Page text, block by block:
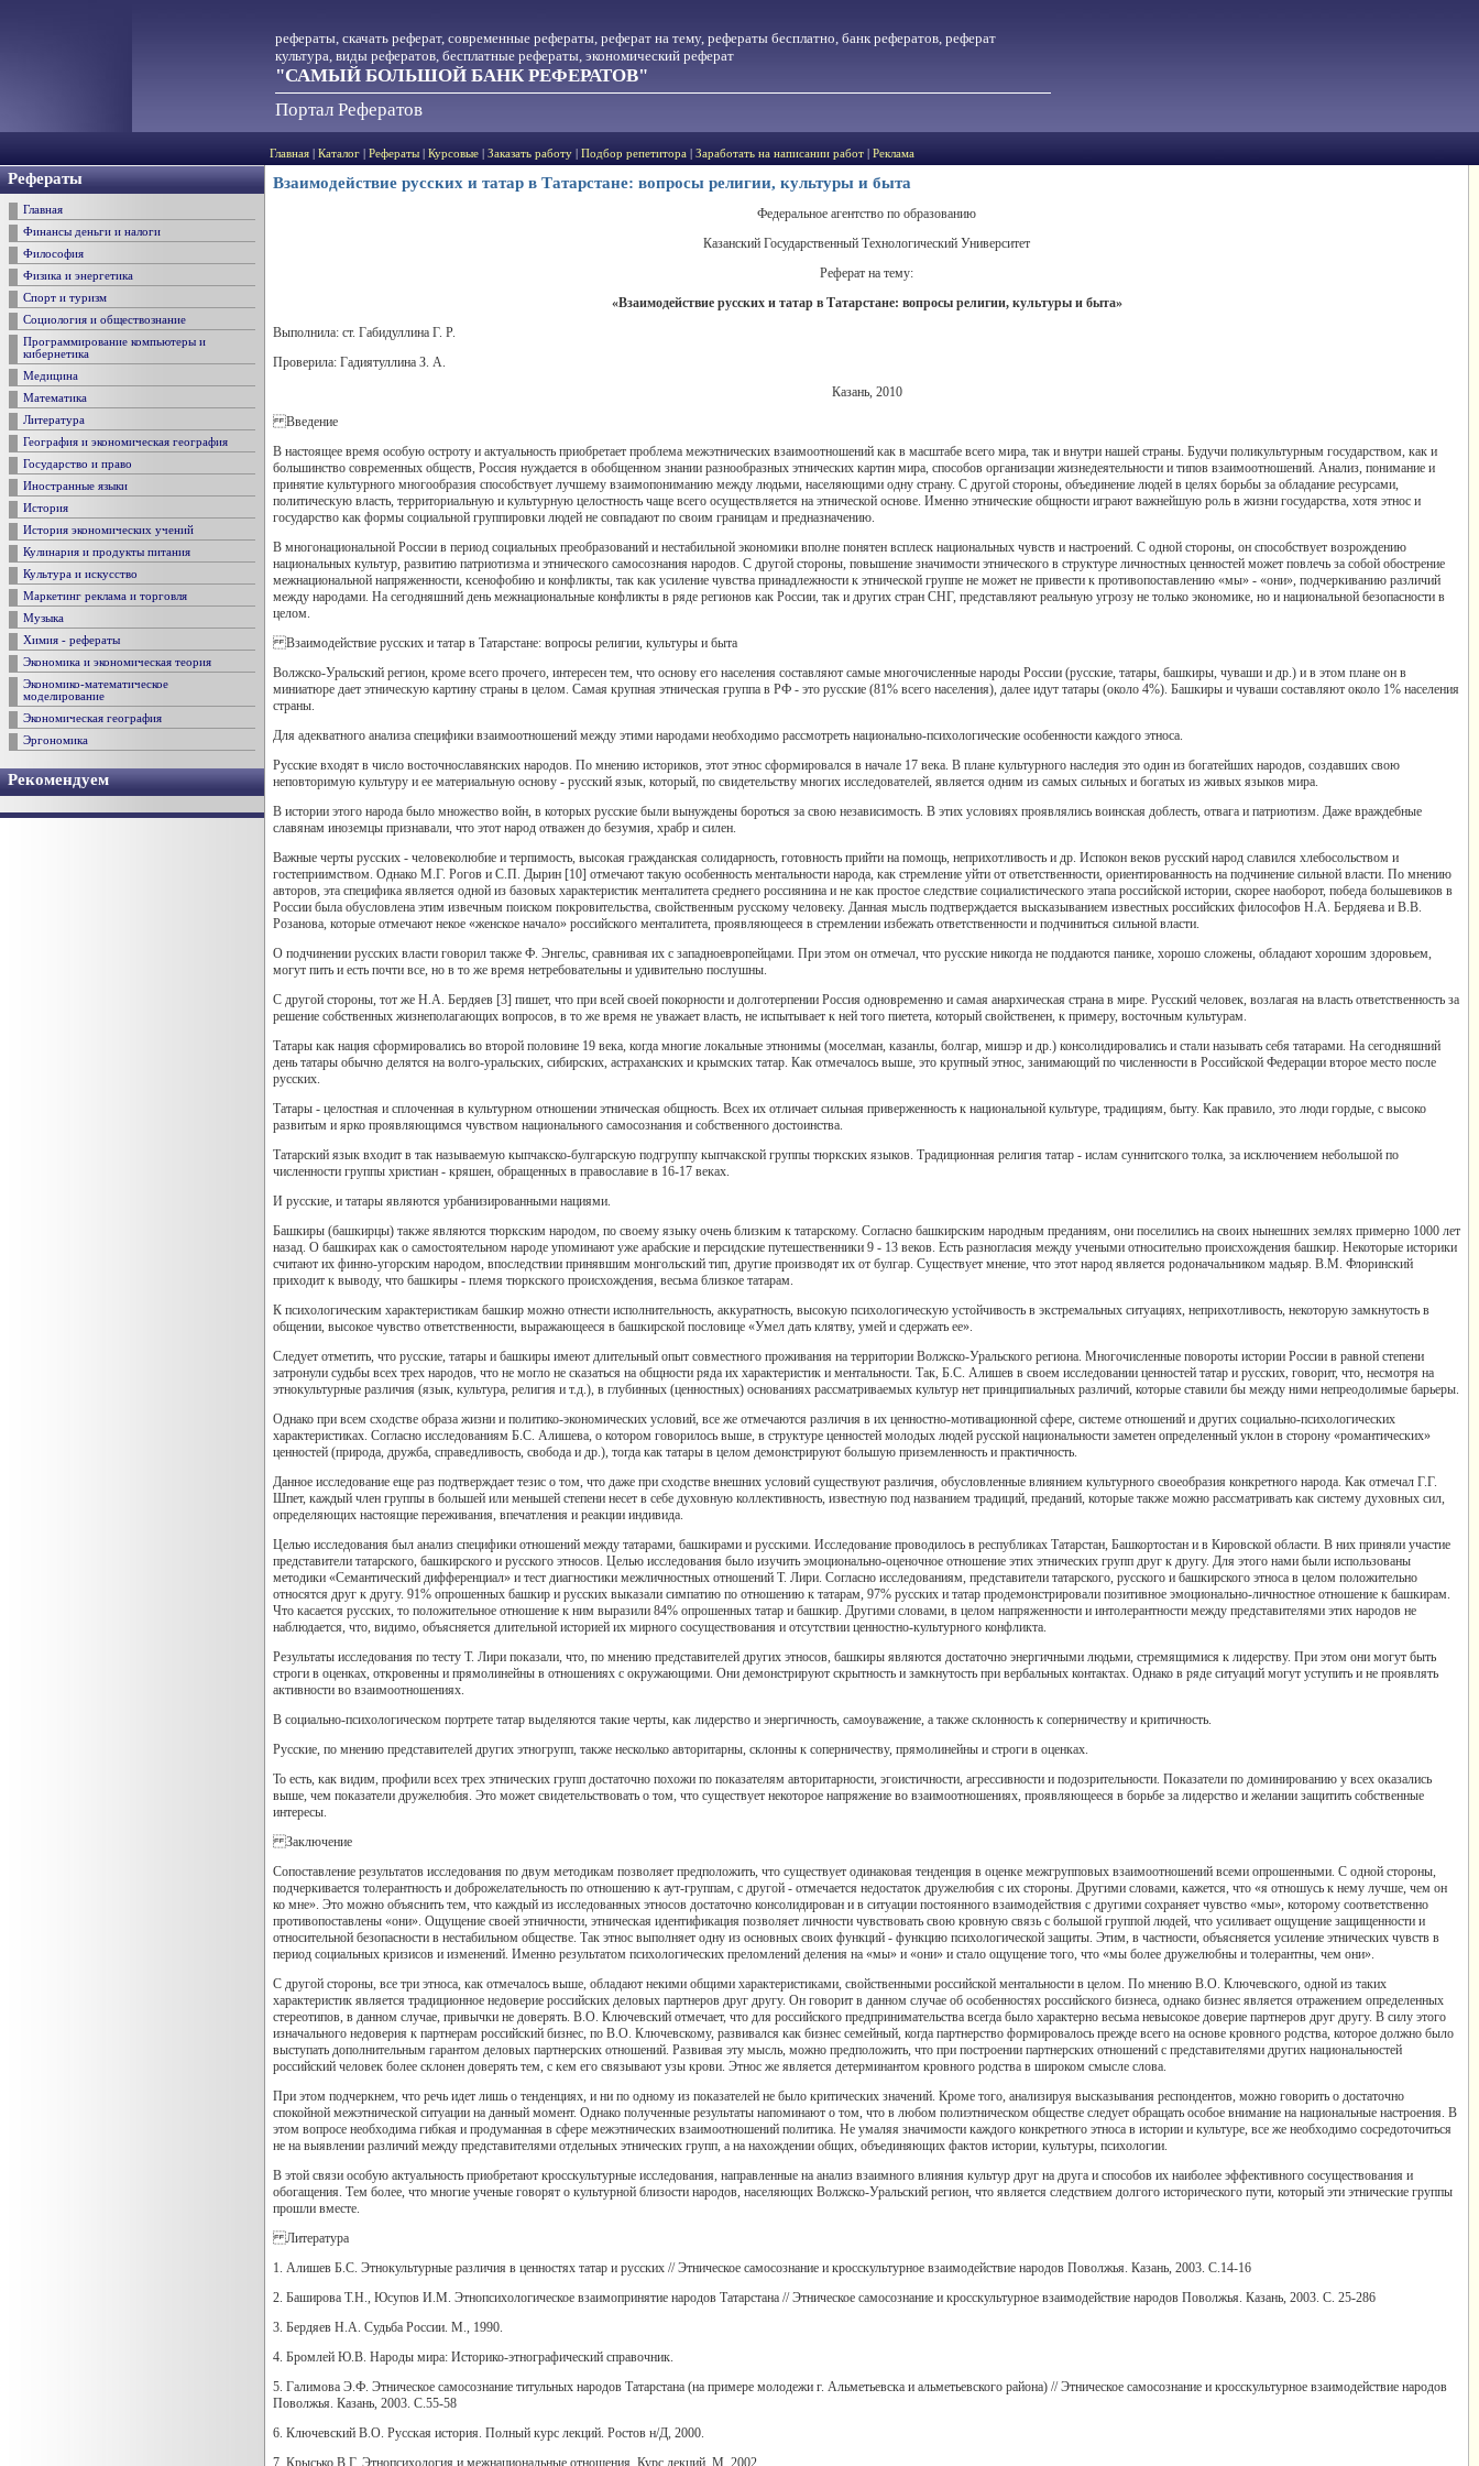
рефераты, скачать реферат, современные рефераты, реферат на тему, рефераты бесплатно, банк рефератов, реферат
культура, виды рефератов, бесплатные рефераты, экономический реферат
"САМЫЙ БОЛЬШОЙ БАНК РЕФЕРАТОВ"
Портал Рефератов
Главная Каталог Рефераты Курсовые Заказать работу Подбор репетитора Заработать на написании работ Реклама
Рефераты
Главная
Финансы деньги и налоги
Философия
Физика и энергетика
Спорт и туризм
Социология и обществознание
Программирование компьютеры и
кибернетика
Медицина
Математика
Литература
География и экономическая география
Государство и право
Иностранные языки
История
История экономических учений
Кулинария и продукты питания
Культура и искусство
Маркетинг реклама и торговля
Музыка
Химия - рефераты
Экономика и экономическая теория
Экономико-математическое
моделирование
Экономическая география
Эргономика
Рекомендуем
Взаимодействие русских и татар в Татарстане: вопросы религии, культуры и быта
Федеральное агентство по образованию
Казанский Государственный Технологический Университет
Реферат на тему:
«Взаимодействие русских и татар в Татарстане: вопросы религии, культуры и быта»
Выполнила: ст. Габидуллина Г. Р.
Проверила: Гадиятуллина З. А.
Казань, 2010
Введение
В настоящее время особую остроту и актуальность приобретает проблема межэтнических взаимоотношений как в масштабе всего мира, так и внутри нашей страны. Будучи поликультурным государством, как и
большинство современных обществ, Россия нуждается в обобщенном знании разнообразных этнических картин мира, способов организации жизнедеятельности и типов взаимоотношений. Анализ, понимание и
принятие культурного многообразия способствует лучшему взаимопониманию между людьми, населяющими одну страну. С другой стороны, объединение людей в целях борьбы за обладание ресурсами,
политическую власть, территориальную и культурную целостность чаще всего осуществляется на этнической основе. Именно этнические общности играют важнейшую роль в жизни государства, хотя этнос и
государство как формы социальной группировки людей не совпадают по своим границам и предназначению.
В многонациональной России в период социальных преобразований и нестабильной экономики вполне понятен всплеск национальных чувств и настроений. С одной стороны, он способствует возрождению
национальных культур, развитию патриотизма и этнического самосознания народов. С другой стороны, повышение значимости этнического в структуре личностных ценностей может повлечь за собой обострение
межнациональной напряженности, ксенофобию и конфликты, так как усиление чувства принадлежности к этнической группе не может не привести к противопоставлению «мы» - «они», подчеркиванию различий
между народами. На сегодняшний день межнациональные конфликты в ряде регионов как России, так и других стран СНГ, представляют реальную угрозу не только экономике, но и национальной безопасности в
целом.
Взаимодействие русских и татар в Татарстане: вопросы религии, культуры и быта
Волжско-Уральский регион, кроме всего прочего, интересен тем, что основу его населения составляют самые многочисленные народы России (русские, татары, башкиры, чуваши и др.) и в этом плане он в
миниатюре дает этническую картину страны в целом. Самая крупная этническая группа в РФ - это русские (81% всего населения), далее идут татары (около 4%). Башкиры и чуваши составляют около 1% населения
страны.
Для адекватного анализа специфики взаимоотношений между этими народами необходимо рассмотреть национально-психологические особенности каждого этноса.
Русские входят в число восточнославянских народов. По мнению историков, этот этнос сформировался в начале 17 века. В плане культурного наследия это один из богатейших народов, создавших свою
неповторимую культуру и ее материальную основу - русский язык, который, по свидетельству многих исследователей, является одним из самых сильных и богатых из живых языков мира.
В истории этого народа было множество войн, в которых русские были вынуждены бороться за свою независимость. В этих условиях проявлялись воинская доблесть, отвага и патриотизм. Даже враждебные
славянам иноземцы признавали, что этот народ отважен до безумия, храбр и силен.
Важные черты русских - человеколюбие и терпимость, высокая гражданская солидарность, готовность прийти на помощь, неприхотливость и др. Испокон веков русский народ славился хлебосольством и
гостеприимством. Однако М.Г. Рогов и С.П. Дырин [10] отмечают такую особенность ментальности народа, как стремление уйти от ответственности, ориентированность на подчинение сильной власти. По мнению
авторов, эта специфика является одной из базовых характеристик менталитета среднего россиянина и не как простое следствие социалистического этапа российской истории, скорее наоборот, победа большевиков в
России была обусловлена этим извечным поиском покровительства, свойственным русскому человеку. Данная мысль подтверждается высказыванием известных российских философов Н.А. Бердяева и В.В.
Розанова, которые отмечают некое «женское начало» российского менталитета, проявляющееся в стремлении избежать ответственности и подчиниться сильной власти.
О подчинении русских власти говорил также Ф. Энгельс, сравнивая их с западноевропейцами. При этом он отмечал, что русские никогда не поддаются панике, хорошо сложены, обладают хорошим здоровьем,
могут пить и есть почти все, но в то же время нетребовательны и удивительно послушны.
С другой стороны, тот же Н.А. Бердяев [3] пишет, что при всей своей покорности и долготерпении Россия одновременно и самая анархическая страна в мире. Русский человек, возлагая на власть ответственность за
решение собственных жизнеполагающих вопросов, в то же время не уважает власть, не испытывает к ней того пиетета, который свойственен, к примеру, восточным культурам.
Татары как нация сформировались во второй половине 19 века, когда многие локальные этнонимы (моселман, казанлы, болгар, мишэр и др.) консолидировались и стали называть себя татарами. На сегодняшний
день татары обычно делятся на волго-уральских, сибирских, астраханских и крымских татар. Как отмечалось выше, это крупный этнос, занимающий по численности в Российской Федерации второе место после
русских.
Татары - целостная и сплоченная в культурном отношении этническая общность. Всех их отличает сильная приверженность к национальной культуре, традициям, быту. Как правило, это люди гордые, с высоко
развитым и ярко проявляющимся чувством национального самосознания и собственного достоинства.
Татарский язык входит в так называемую кыпчакско-булгарскую подгруппу кыпчакской группы тюркских языков. Традиционная религия татар - ислам суннитского толка, за исключением небольшой по
численности группы христиан - кряшен, обращенных в православие в 16-17 веках.
И русские, и татары являются урбанизированными нациями.
Башкиры (башкирцы) также являются тюркским народом, по своему языку очень близким к татарскому. Согласно башкирским народным преданиям, они поселились на своих нынешних землях примерно 1000 лет
назад. О башкирах как о самостоятельном народе упоминают уже арабские и персидские путешественники 9 - 13 веков. Есть разногласия между учеными относительно происхождения башкир. Некоторые историки
считают их финно-угорским народом, впоследствии принявшим монгольский тип, другие производят их от булгар. Существует мнение, что этот народ является родоначальником мадьяр. В.М. Флоринский
приходит к выводу, что башкиры - племя тюркского происхождения, весьма близкое татарам.
К психологическим характеристикам башкир можно отнести исполнительность, аккуратность, высокую психологическую устойчивость в экстремальных ситуациях, неприхотливость, некоторую замкнутость в
общении, высокое чувство ответственности, выражающееся в башкирской пословице «Умел дать клятву, умей и сдержать ее».
Следует отметить, что русские, татары и башкиры имеют длительный опыт совместного проживания на территории Волжско-Уральского региона. Многочисленные повороты истории России в равной степени
затронули судьбы всех трех народов, что не могло не сказаться на общности ряда их характеристик и ментальности. Так, Б.С. Алишев в своем исследовании ценностей татар и русских, говорит, что, несмотря на
этнокультурные различия (язык, культура, религия и т.д.), в глубинных (ценностных) основаниях рассматриваемых культур нет принципиальных различий, которые ставили бы между ними непреодолимые барьеры.
Однако при всем сходстве образа жизни и политико-экономических условий, все же отмечаются различия в их ценностно-мотивационной сфере, системе отношений и других социально-психологических
характеристиках. Согласно исследованиям Б.С. Алишева, о котором говорилось выше, в структуре ценностей молодых людей русской национальности заметен определенный уклон в сторону «романтических»
ценностей (природа, дружба, справедливость, свобода и др.), тогда как татары в целом демонстрируют большую приземленность и практичность.
Данное исследование еще раз подтверждает тезис о том, что даже при сходстве внешних условий существуют различия, обусловленные влиянием культурного своеобразия конкретного народа. Как отмечал Г.Г.
Шпет, каждый член группы в большей или меньшей степени несет в себе духовную коллективность, известную под названием традиций, преданий, которые также можно рассматривать как систему духовных сил,
определяющих настоящие переживания, впечатления и реакции индивида.
Целью исследования был анализ специфики отношений между татарами, башкирами и русскими. Исследование проводилось в республиках Татарстан, Башкортостан и в Кировской области. В них приняли участие
представители татарского, башкирского и русского этносов. Целью исследования было изучить эмоционально-оценочное отношение этих этнических групп друг к другу. Для этого нами были использованы
методики «Семантический дифференциал» и тест диагностики межличностных отношений Т. Лири. Согласно исследованиям, представители татарского, русского и башкирского этноса в целом положительно
относятся друг к другу. 91% опрошенных башкир и русских выказали симпатию по отношению к татарам, 97% русских и татар продемонстрировали позитивное эмоционально-личностное отношение к башкирам.
Что касается русских, то положительное отношение к ним выразили 84% опрошенных татар и башкир. Другими словами, в целом напряженности и интолерантности между представителями этих народов не
наблюдается, что, видимо, объясняется длительной историей их мирного сосуществования и отсутствии ценностно-культурного конфликта.
Результаты исследования по тесту Т. Лири показали, что, по мнению представителей других этносов, башкиры являются достаточно энергичными людьми, стремящимися к лидерству. При этом они могут быть
строги в оценках, откровенны и прямолинейны в отношениях с окружающими. Они демонстрируют скрытность и замкнутость при вербальных контактах. Однако в ряде ситуаций могут уступить и не проявлять
активности во взаимоотношениях.
В социально-психологическом портрете татар выделяются такие черты, как лидерство и энергичность, самоуважение, а также склонность к соперничеству и критичность.
Русские, по мнению представителей других этногрупп, также несколько авторитарны, склонны к соперничеству, прямолинейны и строги в оценках.
То есть, как видим, профили всех трех этнических групп достаточно похожи по показателям авторитарности, эгоистичности, агрессивности и подозрительности. Показатели по доминированию у всех оказались
выше, чем показатели дружелюбия. Это может свидетельствовать о том, что существует некоторое напряжение во взаимоотношениях, проявляющееся в борьбе за лидерство и желании защитить собственные
интересы.
Заключение
Сопоставление результатов исследования по двум методикам позволяет предположить, что существует одинаковая тенденция в оценке межгрупповых взаимоотношений всеми опрошенными. С одной стороны,
подчеркивается толерантность и доброжелательность по отношению к аут-группам, с другой - отмечается недостаток дружелюбия с их стороны. Другими словами, кажется, что «я отношусь к нему лучше, чем он
ко мне». Это можно объяснить тем, что каждый из исследованных этносов достаточно консолидирован и в ситуации постоянного взаимодействия с другими сохраняет чувство «мы», которому соответственно
противопоставлены «они». Ощущение своей этничности, этническая идентификация позволяет личности чувствовать свою кровную связь с большой группой людей, что усиливает ощущение защищенности и
относительной безопасности в нестабильном обществе. Так этнос выполняет одну из основных своих функций - функцию психологической защиты. Этим, в частности, объясняется усиление этнических чувств в
период социальных кризисов и изменений. Именно результатом психологических преломлений деления на «мы» и «они» и стало ощущение того, что «мы более дружелюбны и толерантны, чем они».
С другой стороны, все три этноса, как отмечалось выше, обладают некими общими характеристиками, свойственными российской ментальности в целом. По мнению В.О. Ключевского, одной из таких
характеристик является традиционное недоверие российских деловых партнеров друг другу. Он говорит в данном случае об особенностях российского бизнеса, однако бизнес является отражением определенных
стереотипов, в данном случае, привычки не доверять. В.О. Ключевский отмечает, что для российского предпринимательства всегда было характерно весьма невысокое доверие партнеров друг другу. В силу этого
изначального недоверия к партнерам российский бизнес, по В.О. Ключевскому, развивался как бизнес семейный, когда партнерство формировалось прежде всего на основе кровного родства, которое должно было
выступать дополнительным гарантом деловых партнерских отношений. Развивая эту мысль, можно предположить, что при построении партнерских отношений с представителями других национальностей
российский человек более склонен доверять тем, с кем его связывают узы крови. Этнос же является детерминантом кровного родства в широком смысле слова.
При этом подчеркнем, что речь идет лишь о тенденциях, и ни по одному из показателей не было критических значений. Кроме того, анализируя высказывания респондентов, можно говорить о достаточно
спокойной межэтнической ситуации на данный момент. Однако полученные результаты напоминают о том, что в любом полиэтническом обществе следует обращать особое внимание на национальные настроения. В
этом вопросе необходима гибкая и продуманная в сфере межэтнических взаимоотношений политика. Не умаляя значимости каждого конкретного этноса в истории и культуре, все же необходимо сосредоточиться
не на выявлении различий между представителями отдельных этнических групп, а на нахождении общих, объединяющих фактов истории, культуры, психологии.
В этой связи особую актуальность приобретают кросскультурные исследования, направленные на анализ взаимного влияния культур друг на друга и способов их наиболее эффективного сосуществования и
обогащения. Тем более, что многие ученые говорят о культурной близости народов, населяющих Волжско-Уральский регион, что является следствием долгого исторического пути, который эти этнические группы
прошли вместе.
Литература
1. Алишев Б.С. Этнокультурные различия в ценностях татар и русских // Этническое самосознание и кросскультурное взаимодействие народов Поволжья. Казань, 2003. С.14-16
2. Баширова Т.Н., Юсупов И.М. Этнопсихологическое взаимопринятие народов Татарстана // Этническое самосознание и кросскультурное взаимодействие народов Поволжья. Казань, 2003. С. 25-286
3. Бердяев Н.А. Судьба России. М., 1990.
4. Бромлей Ю.В. Народы мира: Историко-этнографический справочник.
5. Галимова Э.Ф. Этническое самосознание титульных народов Татарстана (на примере молодежи г. Альметьевска и альметьевского района) // Этническое самосознание и кросскультурное взаимодействие народов
Поволжья. Казань, 2003. С.55-58
6. Ключевский В.О. Русская история. Полный курс лекций. Ростов н/Д, 2000.
7. Крысько В.Г. Этнопсихология и межнациональные отношения. Курс лекций. М, 2002.